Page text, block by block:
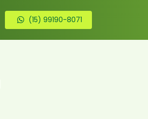
(15) 99190-8071